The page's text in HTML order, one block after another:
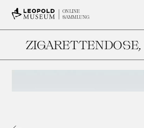
ONLINE
SAMMLUNG
ZIGARETTENDOSE,